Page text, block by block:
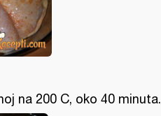
na 200 C, oko 40 minuta.